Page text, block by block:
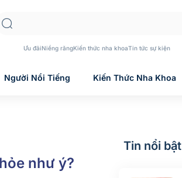
Ưu đãiNiềng răngKiến thức nha khoaTin tức sự kiện
Người Nổi Tiếng Kiến Thức Nha Khoa
như ý?
Tin nổi bật